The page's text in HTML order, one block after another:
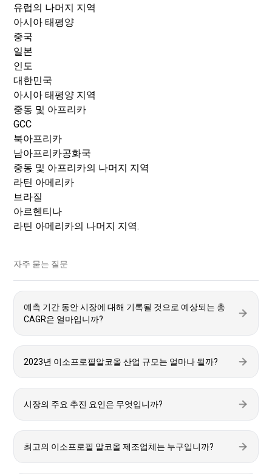
유럽의 나머지 지역
아시아 태평양
중국
일본
인도
대한민국
아시아 태평양 지역
중동 및 아프리카
GCC
북아프리카
남아프리카공화국
중동 및 아프리카의 나머지 지역
라틴 아메리카
브라질
아르헨티나
라틴 아메리카의 나머지 지역.
자주 묻는 질문
예측 기간 동안 시장에 대해 기록될 것으로 예상되는 총
CAGR은 얼마입니까?
2023년 이소프로필알코올 산업 규모는 얼마나 될까?
시장의 주요 추진 요인은 무엇입니까?
최고의 이소프로필 알코올 제조업체는 누구입니까?